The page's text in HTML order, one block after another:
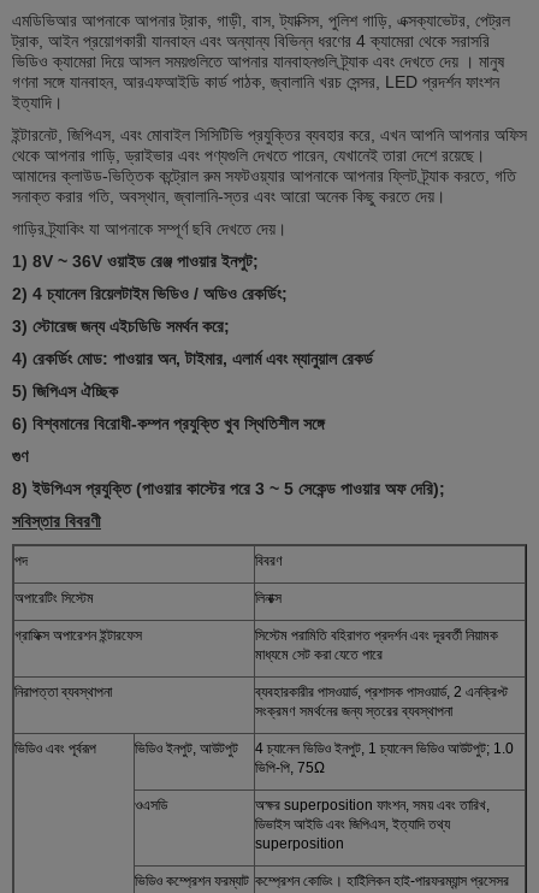
এমডিভিআর আপনাকে আপনার ট্রাক, গাড়ী, বাস, ট্যাক্সিস, পুলিশ গাড়ি, এক্সক্যাভেটর, পেট্রল
ট্রাক, আইন প্রয়োগকারী যানবাহন এবং অন্যান্য বিভিন্ন ধরণের 4 ক্যামেরা থেকে সরাসরি
ভিডিও ক্যামেরা দিয়ে আসল সময়গুলিতে আপনার যানবাহনগুলি ট্র্যাক এবং দেখতে দেয় । মানুষ
গণনা সঙ্গে যানবাহন, আরএফআইডি কার্ড পাঠক, জ্বালানি খরচ সেন্সর, LED প্রদর্শন ফাংশন
ইত্যাদি।
ইন্টারনেট, জিপিএস, এবং মোবাইল সিসিটিভি প্রযুক্তির ব্যবহার করে, এখন আপনি আপনার অফিস
থেকে আপনার গাড়ি, ড্রাইভার এবং পণ্যগুলি দেখতে পারেন, যেখানেই তারা দেশে রয়েছে।
আমাদের ক্লাউড-ভিত্তিক কন্ট্রোল রুম সফটওয়্যার আপনাকে আপনার ফ্লিট ট্র্যাক করতে, গতি
সনাক্ত করার গতি, অবস্থান, জ্বালানি-স্তর এবং আরো অনেক কিছু করতে দেয়।
গাড়ির ট্র্যাকিং যা আপনাকে সম্পূর্ণ ছবি দেখতে দেয়।
1) 8V ~ 36V ওয়াইড রেঞ্জ পাওয়ার ইনপুট;
2) 4 চ্যানেল রিয়েলটাইম ভিডিও / অডিও রেকর্ডিং;
3) স্টোরেজ জন্য এইচডিডি সমর্থন করে;
4) রেকর্ডিং মোড: পাওয়ার অন, টাইমার, এলার্ম এবং ম্যানুয়াল রেকর্ড
5) জিপিএস ঐচ্ছিক
6) বিশ্বমানের বিরোধী-কম্পন প্রযুক্তি খুব স্থিতিশীল সঙ্গে
গুণ
8) ইউপিএস প্রযুক্তি (পাওয়ার কাস্টের পরে 3 ~ 5 সেকেন্ড পাওয়ার অফ দেরি);
সবিস্তার বিবরণী
পদ বিবরণ
অপারেটিং সিস্টেম লিনাক্স
গ্রাফিক্স অপারেশন ইন্টারফেস
সিস্টেম পরামিতি বহিরাগত প্রদর্শন এবং দূরবর্তী নিয়ামক
মাধ্যমে সেট করা যেতে পারে
নিরাপত্তা ব্যবস্থাপনা
ব্যবহারকারীর পাসওয়ার্ড, প্রশাসক পাসওয়ার্ড, 2 এনক্রিপ্ট
সংক্রমণ সমর্থনের জন্য স্তরের ব্যবস্থাপনা
ভিডিও এবং পূর্বরূপ ভিডিও ইনপুট, আউটপুট
4 চ্যানেল ভিডিও ইনপুট, 1 চ্যানেল ভিডিও আউটপুট; 1.0
ভিপি-পি, 75Ω
ওএসডি
অক্ষর superposition ফাংশন, সময় এবং তারিখ,
ডিভাইস আইডি এবং জিপিএস, ইত্যাদি তথ্য
superposition
ভিডিও কম্প্রেশন ফরম্যাট কম্প্রেশন কোডিং। হাইিলিকন হাই-পারফরম্যান্স প্রসেসর